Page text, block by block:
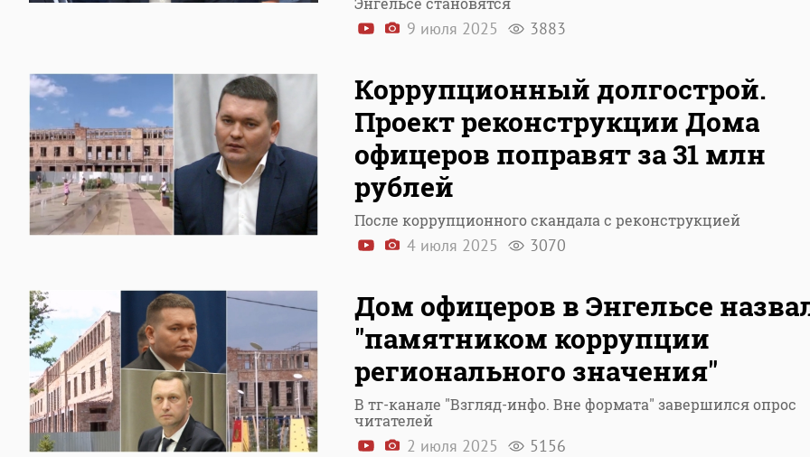
9 июля 2025 3883
Коррупционный долгострой.
Проект реконструкции Дома
офицеров поправят за 31 млн
рублей
После коррупционного скандала с реконструкцией
4 июля 2025 3070
Дом офицеров в Энгельсе
"памятником коррупции
регионального значения"
В тг-канале "Взгляд-инфо. Вне формата" завершился опрос
читателей
2 июля 2025 5156